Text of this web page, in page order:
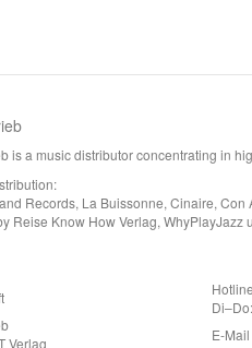
is a music distributor concentrating in
Records, La Buissonne, Cinaire,
Reise Know How Verlag, WhyPlayJazz
Verlag
E-Mail